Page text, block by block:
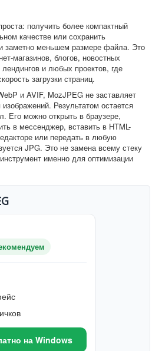
получить более компактный
качестве или сохранить
заметно меньшем размере файла. Это
магазинов, блогов, новостных
и любых проектов, где
загрузки страниц.
и AVIF, MozJPEG не заставляет
Результатом остается
Его можно открыть в браузере,
в мессенджер, вставить в HTML-
или передать в любую
JPG. Это не замена всему стеку
именно для оптимизации
на Windows